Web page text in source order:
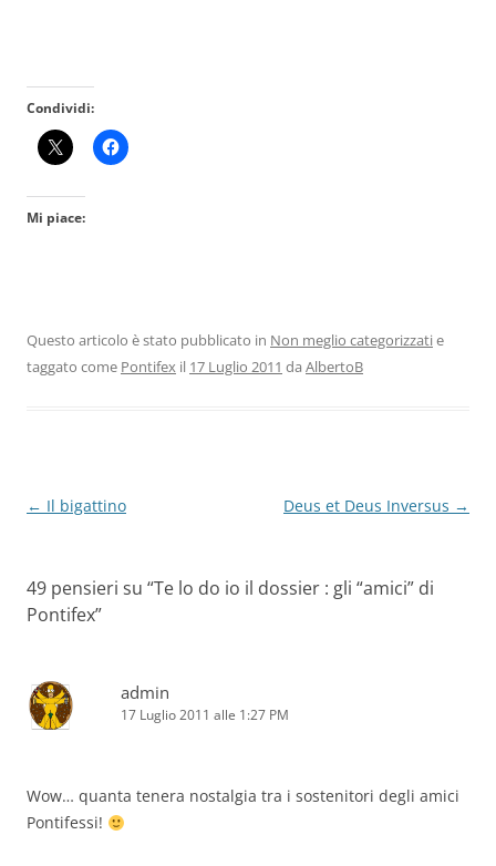
Condividi:
Mi piace:
Questo articolo è stato pubblicato in Non meglio categorizzatie
taggato come Pontifex il 17 Luglio 2011 da AlbertoB
Navigazione
← Il bigattino Deus et Deus Inversus →
49 pensieri su “Te lo do io il dossier : gli “amici” di
Pontifex”
admin
17 Luglio 2011 alle 1:27 PM
Wow… quanta tenera nostalgia tra i sostenitori degli amici
Pontifessi!